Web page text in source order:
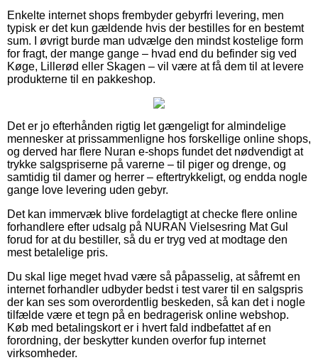
Enkelte internet shops frembyder gebyrfri levering, men
typisk er det kun gældende hvis der bestilles for en bestemt
sum. I øvrigt burde man udvælge den mindst kostelige form
for fragt, der mange gange – hvad end du befinder sig ved
Køge, Lillerød eller Skagen – vil være at få dem til at levere
produkterne til en pakkeshop.
Det er jo efterhånden rigtig let gængeligt for almindelige
mennesker at prissammenligne hos forskellige online shops,
og derved har flere Nuran e-shops fundet det nødvendigt at
trykke salgspriserne på varerne – til piger og drenge, og
samtidig til damer og herrer – eftertrykkeligt, og endda nogle
gange love levering uden gebyr.
Det kan immervæk blive fordelagtigt at checke flere online
forhandlere efter udsalg på NURAN Vielsesring Mat Gul
forud for at du bestiller, så du er tryg ved at modtage den
mest betalelige pris.
Du skal lige meget hvad være så påpasselig, at såfremt en
internet forhandler udbyder bedst i test varer til en salgspris
der kan ses som overordentlig beskeden, så kan det i nogle
tilfælde være et tegn på en bedragerisk online webshop.
Køb med betalingskort er i hvert fald indbefattet af en
forordning, der beskytter kunden overfor fup internet
virksomheder.